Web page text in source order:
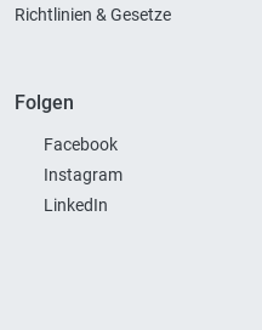
Richtlinien & Gesetze
Folgen
Facebook
Instagram
LinkedIn